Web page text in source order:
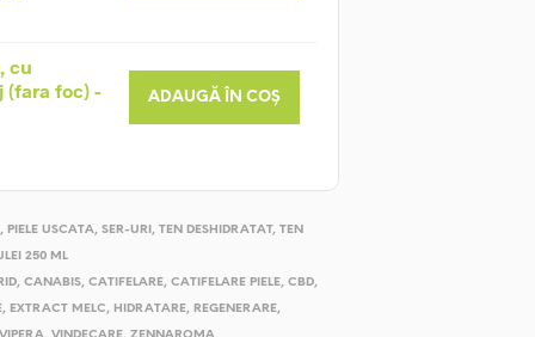
cu
(fara foc) -
ADAUGĂ ÎN COȘ
, PIELE USCATA, SER-URI , TEN DESHIDRATAT, TEN
250 ML
, CANABIS, CATIFELARE, CATIFELARE PIELE, CBD,
, EXTRACT MELC, HIDRATARE, REGENERARE,